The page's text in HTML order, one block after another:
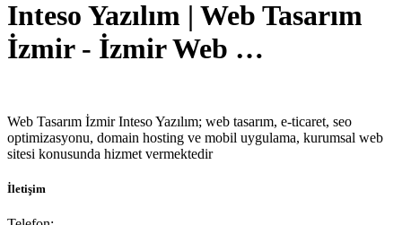
Inteso Yazılım | Web Tasarım
İzmir - İzmir Web …
Web Tasarım İzmir Inteso Yazılım; web tasarım, e-ticaret, seo
optimizasyonu, domain hosting ve mobil uygulama, kurumsal web
sitesi konusunda hizmet vermektedir
İletişim